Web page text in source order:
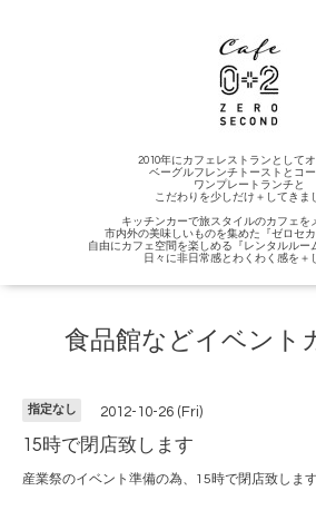
2010年にカフェレストランとしてオ
ベーグルフレンチトーストとコー
ワンプレートランチと
こだわりを少しだけ＋してきま
キッチンカーで旅スタイルのカフェ
市内外の美味しいものを集めた『ゼロセ
自由にカフェ空間を楽しめる『レンタルルー
日々に非日常感とわくわく感を＋
食品館などイベント
指定なし 2012-10-26 (Fri)
15時で閉店致します
産業祭のイベント準備の為、15時で閉店致します